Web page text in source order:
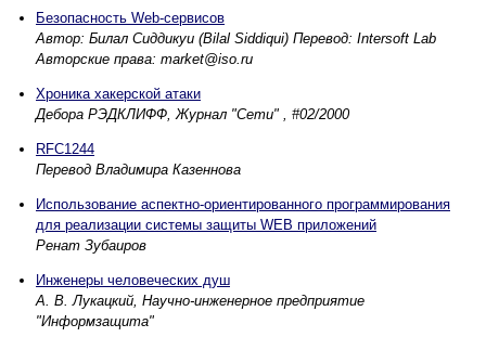
Безопасность Web-сервисов
Автор: Билал Сиддикуи (Bilal Siddiqui) Перевод: Intersoft Lab
Авторские права: market@iso.ru
Хроника хакерской атаки
Дебора РЭДКЛИФФ, Журнал "Сети" , #02/2000
RFC1244
Перевод Владимира Казеннова
Использование аспектно-ориентированного программирования
для реализации системы защиты WEB приложений
Ренат Зубаиров
Инженеры человеческих душ
А. В. Лукацкий, Научно-инженерное предприятие
"Информзащита"